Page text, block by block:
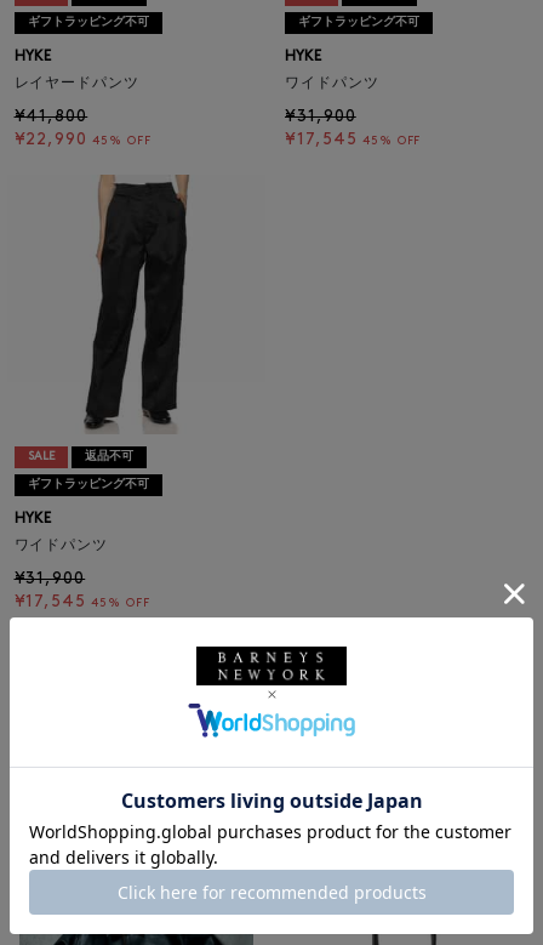
ギフトラッピング不可
HYKE
レイヤードパンツ
¥41,800
¥22,990 45% OFF
ギフトラッピング不可
HYKE
ワイドパンツ
¥31,900
¥17,545 45% OFF
SALE 返品不可
ギフトラッピング不可
HYKE
ワイドパンツ
¥31,900
¥17,545 45% OFF
1
RECOMMEND